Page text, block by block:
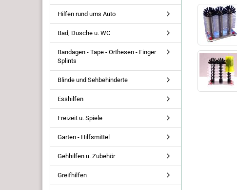
Hilfen rund ums Auto
Bad, Dusche u. WC
Bandagen - Tape - Orthesen - Finger
Splints
Blinde und Sehbehinderte
Esshilfen
Freizeit u. Spiele
Garten - Hilfsmittel
Gehhilfen u. Zubehör
Greifhilfen